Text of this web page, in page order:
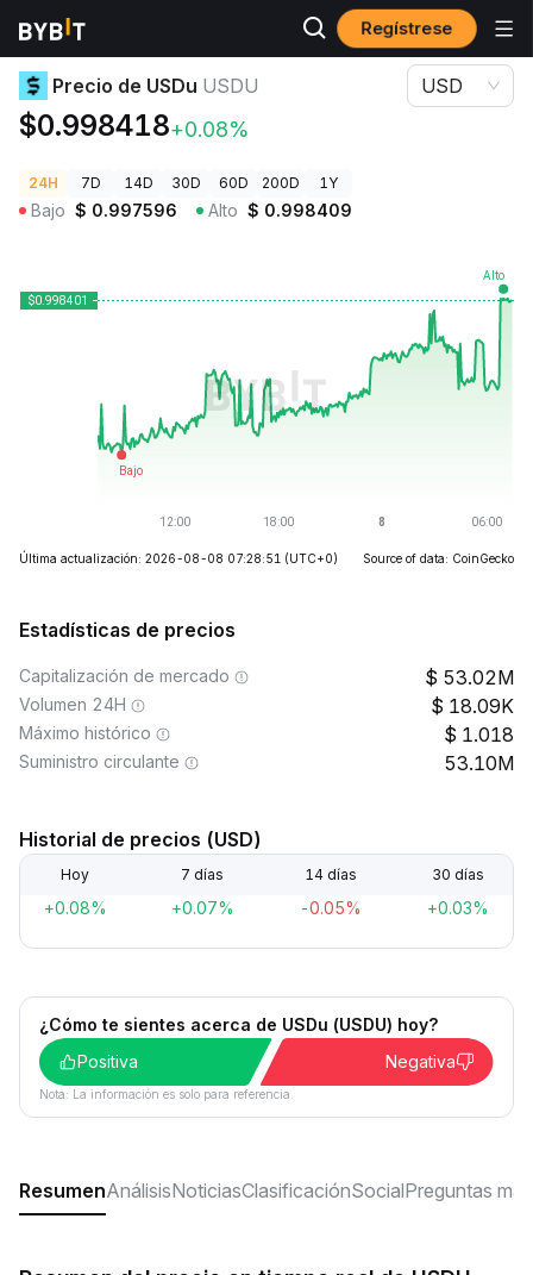
Regístrese
Precios de Criptomonedas Precio de USDu USDU
Precio de USDu USDU
$0.998418+0.08%
USD
24H 7D 14D 30D 60D 200D 1Y
Bajo $ 0.997596 Alto $ 0.998409
Última actualización: 2026-08-08 07:28:51 (UTC+0) Source of data: CoinGecko
Estadísticas de precios
Capitalización de mercado 53.02M
Volumen 24H 18.09K
Máximo histórico 1.018
Suministro circulante 53.10M
Historial de precios (USD)
Hoy 7 días 14 días 30 días
+0.08% +0.07% -0.05% +0.03%
¿Cómo te sientes acerca de USDu (USDU) hoy?
Positiva
Negativa
Nota: La información es solo para referencia.
ResumenAnálisisNoticiasClasificaciónSocialPreguntas